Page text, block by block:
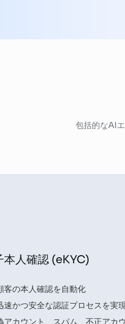
包括的なAI
本人確認 (eKYC)
客の本人確認を自動化
速かつ安全な認証プロセスを実
アカウント、スパム、不正アカ